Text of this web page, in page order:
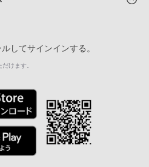
してサインインする。
けます。